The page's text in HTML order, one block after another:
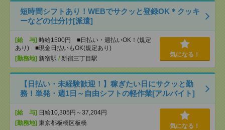
短時間シフトあり！WEBでサクッと登録OK＊クッキ
ーなどの仕分け[派遣]
[給 与] 時給1500円 ■日払い・週払いOK！(規定
あり) ■現金日払いもOK(規定あり)
[勤務地] 新宿駅 / 新宿三丁目駅
気になる！
【日払い・未経験歓迎！】稼ぎたい日にサクッと勤
務！単発・週1日～自由シフトの軽作業[アルバイト]
[給 与] 日給10,305円～37,204円
[勤務地] 東京都板橋区板橋 気になる！